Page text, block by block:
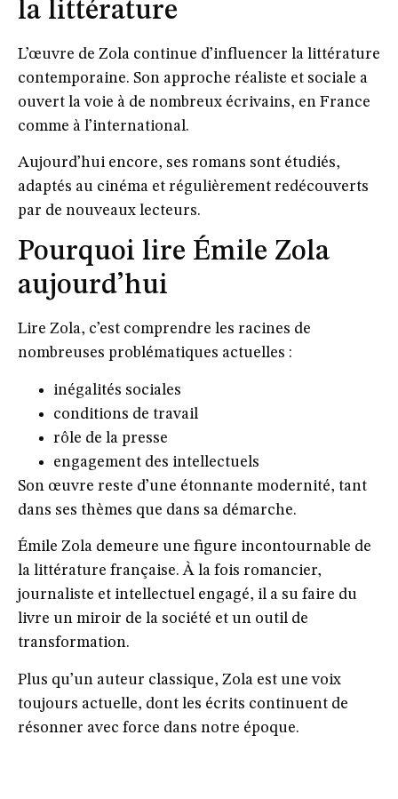
la littérature
L’œuvre de Zola continue d’influencer la littérature
contemporaine. Son approche réaliste et sociale a
ouvert la voie à de nombreux écrivains, en France
comme à l’international.
Aujourd’hui encore, ses romans sont étudiés,
adaptés au cinéma et régulièrement redécouverts
par de nouveaux lecteurs.
Pourquoi lire Émile Zola
aujourd’hui
Lire Zola, c’est comprendre les racines de
nombreuses problématiques actuelles :
inégalités sociales
conditions de travail
rôle de la presse
engagement des intellectuels
Son œuvre reste d’une étonnante modernité, tant
dans ses thèmes que dans sa démarche.
Émile Zola demeure une figure incontournable de
la littérature française. À la fois romancier,
journaliste et intellectuel engagé, il a su faire du
livre un miroir de la société et un outil de
transformation.
Plus qu’un auteur classique, Zola est une voix
toujours actuelle, dont les écrits continuent de
résonner avec force dans notre époque.